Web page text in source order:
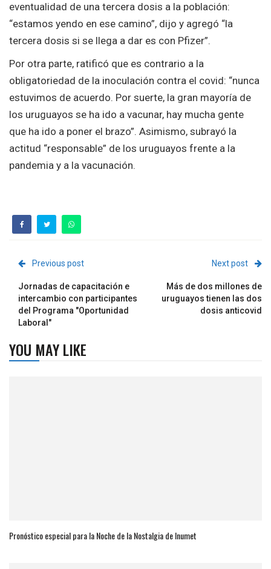
eventualidad de una tercera dosis a la población:
“estamos yendo en ese camino”, dijo y agregó “la
tercera dosis si se llega a dar es con Pfizer”.
Por otra parte, ratificó que es contrario a la
obligatoriedad de la inoculación contra el covid: “nunca
estuvimos de acuerdo. Por suerte, la gran mayoría de
los uruguayos se ha ido a vacunar, hay mucha gente
que ha ido a poner el brazo”. Asimismo, subrayó la
actitud “responsable” de los uruguayos frente a la
pandemia y a la vacunación.
Previous post
Jornadas de capacitación e
intercambio con participantes
del Programa "Oportunidad
Laboral"
Next post
Más de dos millones de
uruguayos tienen las dos
dosis anticovid
YOU MAY LIKE
Pronóstico especial para la Noche de la Nostalgia de Inumet